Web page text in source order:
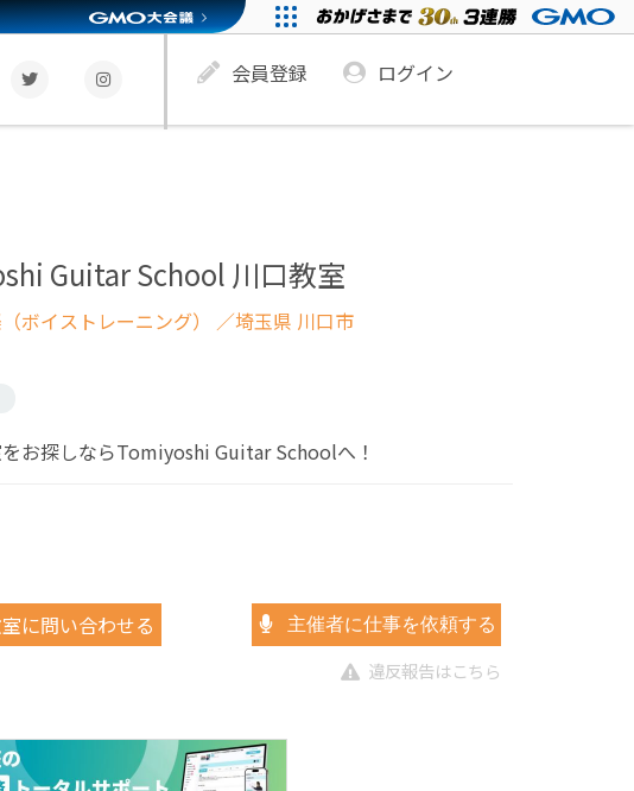
会員登録 ログイン
Guitar School 川口教室
ボイストレーニング） ／埼玉県 川口市
お探しならTomiyoshi Guitar Schoolへ！
に問い合わせる 主催者に仕事を依頼する
違反報告はこちら